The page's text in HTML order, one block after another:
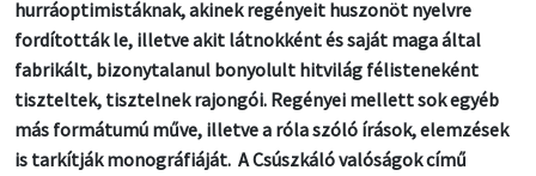
hurráoptimistáknak, akinek regényeit huszonöt nyelvre
fordították le, illetve akit látnokként és saját maga által
fabrikált, bizonytalanul bonyolult hitvilág félisteneként
tiszteltek, tisztelnek rajongói. Regényei mellett sok egyéb
más formátumú műve, illetve a róla szóló írások, elemzések
is tarkítják monográfiáját. A Csúszkáló valóságok című